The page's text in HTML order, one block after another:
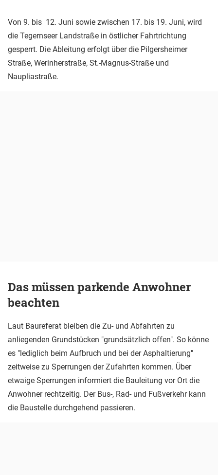
Von 9. bis 12. Juni sowie zwischen 17. bis 19. Juni, wird
die Tegernseer Landstraße in östlicher Fahrtrichtung
gesperrt. Die Ableitung erfolgt über die Pilgersheimer
Straße, Werinherstraße, St.-Magnus-Straße und
Naupliastraße.
Das müssen parkende Anwohner
beachten
Laut Baureferat bleiben die Zu- und Abfahrten zu
anliegenden Grundstücken "grundsätzlich offen". So könne
es "lediglich beim Aufbruch und bei der Asphaltierung"
zeitweise zu Sperrungen der Zufahrten kommen. Über
etwaige Sperrungen informiert die Bauleitung vor Ort die
Anwohner rechtzeitig. Der Bus-, Rad- und Fußverkehr kann
die Baustelle durchgehend passieren.